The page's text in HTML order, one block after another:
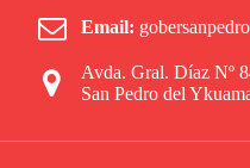
 Email:

Avda. Gral. Díaz Nº
San Pedro del